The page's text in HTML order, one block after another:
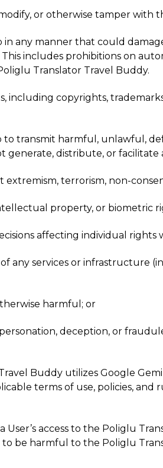
or otherwise tamper with
any manner that could
This includes prohibitions on
Translator Travel Buddy.
including copyrights,
to transmit harmful, unlawful,
generate, distribute, or
terrorism, non-
property, or biometric
affecting individual
any services or
harmful; or
deception, or
Buddy utilizes Google
terms of use, policies,
access to the Poliglu
be harmful to the Poliglu